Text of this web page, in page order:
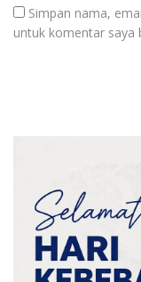
Simpan nama,
untuk komentar saya